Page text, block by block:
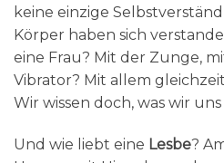
keine einzige
Körper haben sich
eine Frau? Mit der Zunge,
Vibrator? Mit allem
Wir wissen doch, was wir
Und wie liebt eine Lesbe?